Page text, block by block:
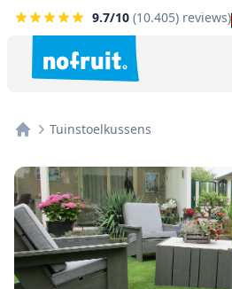
9.7/10 (10.405) reviews)
Tuinstoelkussens